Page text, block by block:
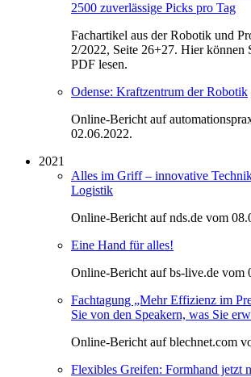
2500 zuverlässige Picks pro Tag
Fachartikel aus der Robotik und
2/2022, Seite 26+27. Hier können
PDF lesen.
Odense: Kraftzentrum der Robotik
Online-Bericht auf
02.06.2022.
2021
Alles im Griff – innovative
Logistik
Online-Bericht auf nds.de vom
Eine Hand für alles!
Online-Bericht auf bs-live.de vom
Fachtagung „Mehr Effizienz im
Sie von den Speakern, was Sie
Online-Bericht auf blechnet.com
Flexibles Greifen: Formhand jetzt